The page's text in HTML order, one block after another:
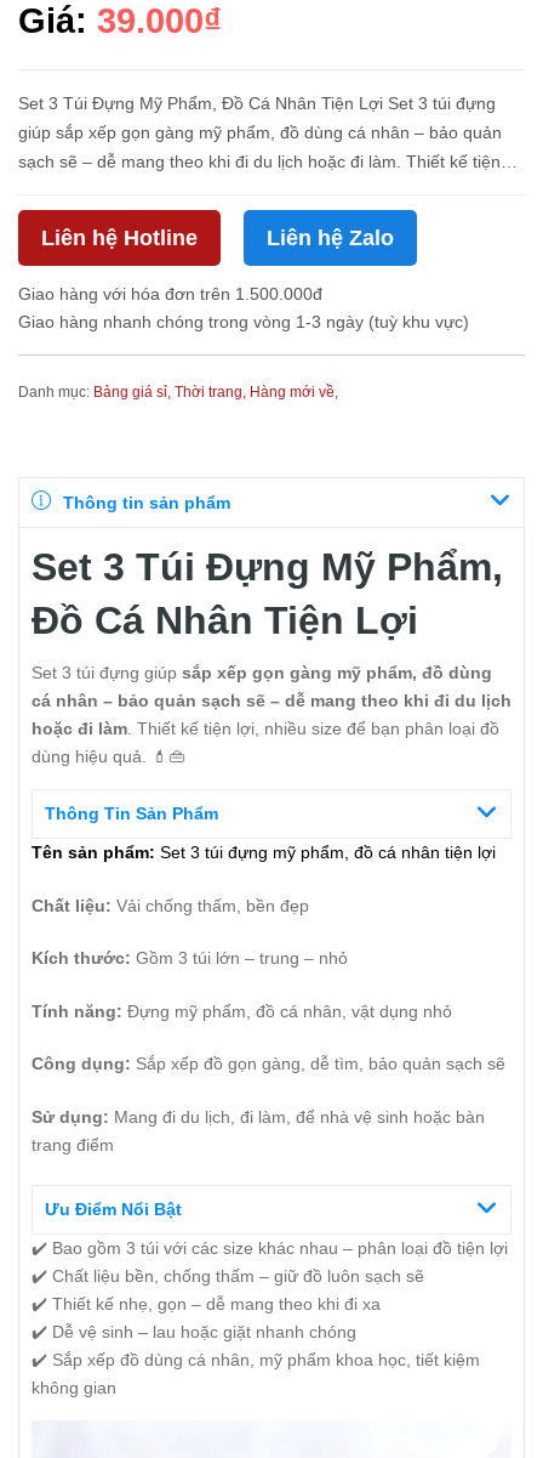
Giá: 39.000₫
Set 3 Túi Đựng Mỹ Phẩm, Đồ Cá Nhân Tiện Lợi Set 3 túi đựng
giúp sắp xếp gọn gàng mỹ phẩm, đồ dùng cá nhân – bảo quản
sạch sẽ – dễ mang theo khi đi du lịch hoặc đi làm. Thiết kế tiện
Tin...
Liên hệ Hotline Liên hệ Zalo
Giao hàng với hóa đơn trên 1.500.000đ
Giao hàng nhanh chóng trong vòng 1-3 ngày (tuỳ khu vực)
Danh mục: Bảng giá sỉ, Thời trang, Hàng mới về,
Thông tin sản phẩm
Set 3 Túi Đựng Mỹ Phẩm,
Đồ Cá Nhân Tiện Lợi
Set 3 túi đựng giúp sắp xếp gọn gàng mỹ phẩm, đồ dùng
cá nhân – bảo quản sạch sẽ – dễ mang theo khi đi du lịch
hoặc đi làm . Thiết kế tiện lợi, nhiều size để bạn phân loại đồ
dùng hiệu quả. 💄👜
Thông Tin Sản Phẩm
Tên sản phẩm: Set 3 túi đựng mỹ phẩm, đồ cá nhân tiện lợi
Chất liệu: Vải chống thấm, bền đẹp
Kích thước: Gồm 3 túi lớn – trung – nhỏ
Tính năng: Đựng mỹ phẩm, đồ cá nhân, vật dụng nhỏ
Công dụng: Sắp xếp đồ gọn gàng, dễ tìm, bảo quản sạch sẽ
Sử dụng: Mang đi du lịch, đi làm, để nhà vệ sinh hoặc bàn
trang điểm
Ưu Điểm Nổi Bật
✔️ Bao gồm 3 túi với các size khác nhau – phân loại đồ tiện lợi
✔️ Chất liệu bền, chống thấm – giữ đồ luôn sạch sẽ
✔️ Thiết kế nhẹ, gọn – dễ mang theo khi đi xa
✔️ Dễ vệ sinh – lau hoặc giặt nhanh chóng
✔️ Sắp xếp đồ dùng cá nhân, mỹ phẩm khoa học, tiết kiệm
không gian